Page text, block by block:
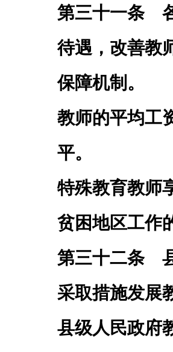
第三十一条
待遇，改善教
保障机制。
教师的平均工
平。
特殊教育教师
贫困地区工作
第三十二条
采取措施发展
县级人民政府